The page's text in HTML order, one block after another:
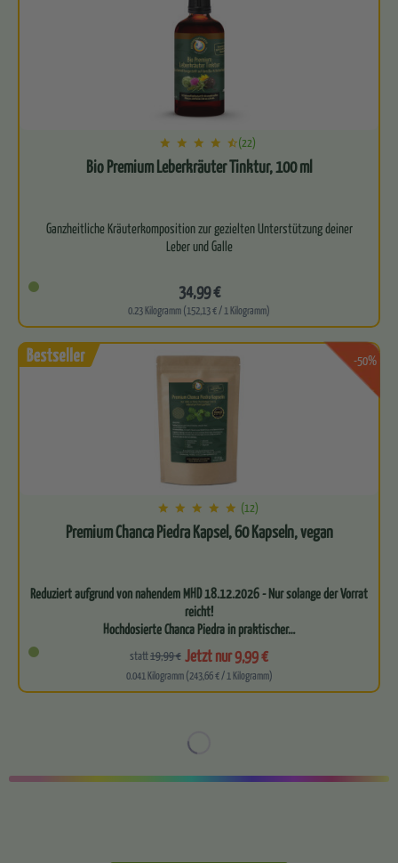
(22)
Bio Premium Leberkräuter Tinktur, 100 ml
Ganzheitliche Kräuterkomposition zur gezielten Unterstützung deiner
Leber und Galle
34,99 €
0.23 Kilogramm (152,13 € / 1 Kilogramm)
-50%
(12)
Premium Chanca Piedra Kapsel, 60 Kapseln, vegan
Reduziert aufgrund von nahendem MHD 18.12.2026 - Nur solange der Vorrat
reicht!
Hochdosierte Chanca Piedra in praktischer…
statt19,99 € Jetzt nur 9,99 €
0.041 Kilogramm (243,66 € / 1 Kilogramm)